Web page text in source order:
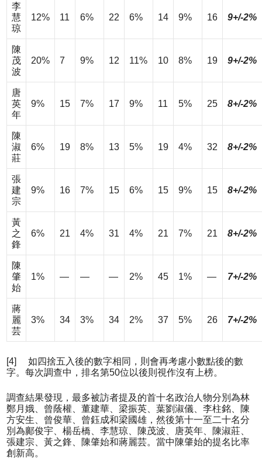
李
慧
琼
12% 11 6% 22 6% 14 9% 16 9+/-2%
陳
茂
波
20% 7 9% 12 11% 10 8% 19 9+/-2%
唐
英
年
9% 15 7% 17 9% 11 5% 25 8+/-2%
陳
淑
莊
6% 19 8% 13 5% 19 4% 32 8+/-2%
張
建
宗
9% 16 7% 15 6% 15 9% 15 8+/-2%
黃
之
鋒
6% 21 4% 31 4% 21 7% 21 8+/-2%
陳
肇
始
1% — — — 2% 45 1% — 7+/-2%
蔣
麗
芸
3% 34 3% 34 2% 37 5% 26 7+/-2%
[4] 如四捨五入後的數字相同，則會再考慮小數點後的數
字。每次調查中，排名第50位以後則視作沒有上榜。
調查結果發現，最多被訪者提及的首十名政治人物分別為林
鄭月娥、曾蔭權、董建華、梁振英、葉劉淑儀、李柱銘、陳
方安生、曾俊華、曾鈺成和梁國雄，然後第十一至二十名分
別為鄺俊宇、楊岳橋、李慧琼、陳茂波、唐英年、陳淑莊、
張建宗、黃之鋒、陳肇始和蔣麗芸。當中陳肇始的提名比率
創新高。